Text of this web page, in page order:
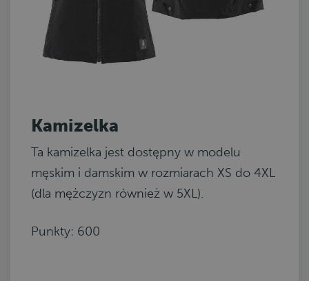
Kamizelka
Ta kamizelka jest dostępny w modelu
męskim i damskim w rozmiarach XS do 4XL
(dla mężczyzn również w 5XL).
Punkty: 600